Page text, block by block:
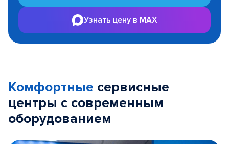
Узнать цену в MAX
Комфортные сервисные
центры с современным
оборудованием